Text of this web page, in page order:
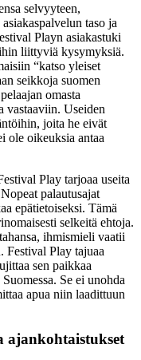
selvyyteen,
taso ja
Playn asiakastuki
liittyviä kysymyksiä.
“katso yleiset
seikkoja suomen
omasta
vastaaviin. Useiden
joita he eivät
ole oikeuksia antaa
Play tarjoaa useita
palautusajat
epätietoiseksi. Tämä
selkeitä ehtoja.
ihmismieli vaatii
Festival Play tajuaa
sen paikkaa
Se ei unohda
apua niin laadittuun
ajankohtaistukset